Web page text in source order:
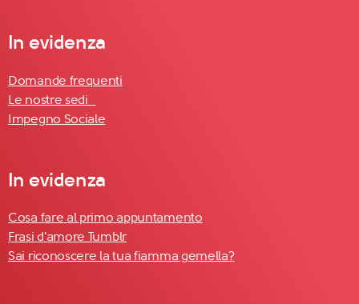
In evidenza
Domande frequenti
Le nostre sedi
Impegno Sociale
In evidenza
Cosa fare al primo appuntamento
Frasi d'amore Tumblr
Sai riconoscere la tua fiamma gemella?